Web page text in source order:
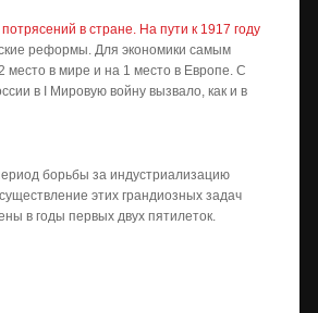
в стране. На пути к 1917 году
реформы. Для экономики самым
место в мире и на 1 место в Европе. С
в I Мировую войну вызвало, как и в
борьбы за индустриализацию
этих грандиозных задач
в годы первых двух пятилеток.